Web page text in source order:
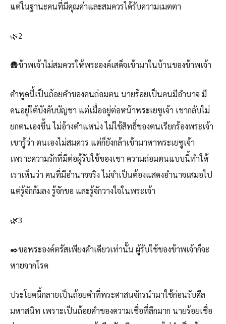
แต่ในฐานะคนที่มีคุณค่าและสมควรได้รับความเมตตา
🌿2
🛖ข้าพเจ้าไม่สมควรให้พระองค์เสด็จเข้ามาในบ้านของข้าพเจ้า
คำพูดนี้เป็นถ้อยคำของคนถ่อมตน นายร้อยเป็นคนมีอำนาจ มี
คนอยู่ใต้บังคับบัญชา แต่เมื่ออยู่ต่อหน้าพระเยซูเจ้า เขากลับไม่
ยกตนเองขึ้น ไม่อ้างตำแหน่ง ไม่ใช้สิทธิ์ของตนเรียกร้องพระเจ้า
เขารู้ว่า ตนเองไม่สมควร แต่ก็ยังกล้าเข้ามาหาพระเยซูเจ้า
เพราะความรักที่มีต่อผู้รับใช้ของเขา ความถ่อมตนแบบนี้ทำให้
เราเห็นว่า คนที่มีอำนาจจริง ไม่จำเป็นต้องแสดงอำนาจเสมอไป
แต่รู้จักก้มลง รู้จักขอ และรู้จักวางใจในพระเจ้า
🌿3
✒️ขอพระองค์ตรัสเพียงคำเดียวเท่านั้น ผู้รับใช้ของข้าพเจ้าก็จะ
หายจากโรค
ประโยคนี้กลายเป็นถ้อยคำที่พระศาสนจักรนำมาใช้ก่อนรับศีล
มหาสนิท เพราะเป็นถ้อยคำของความเชื่อที่ลึกมาก นายร้อยเชื่อ